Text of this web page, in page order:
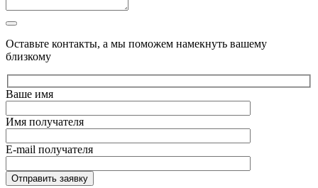
Оставьте контакты, а мы поможем намекнуть вашему
близкому
Ваше имя
Имя получателя
E-mail получателя